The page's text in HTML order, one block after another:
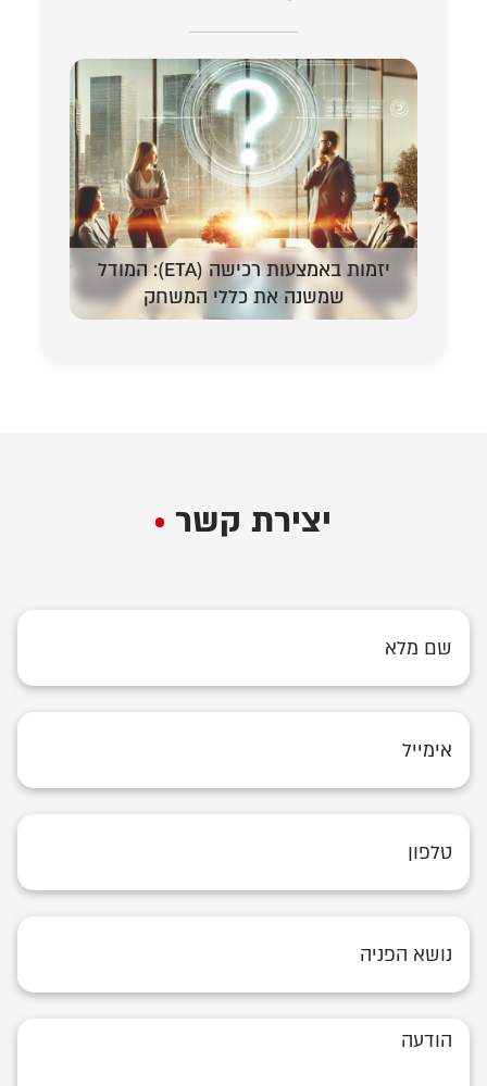
יזמות באמצעות רכישה (ETA): המודל
שמשנה את כללי המשחק
יצירת קשר